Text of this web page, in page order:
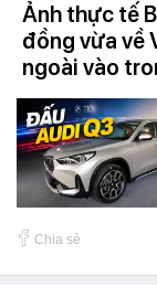
Ảnh thực tế
đồng vừa về
ngoài vào
Chia sẻ